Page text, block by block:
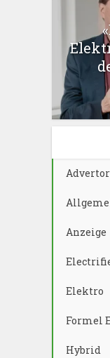
Anzeige
Elektro
Formel
Hybrid